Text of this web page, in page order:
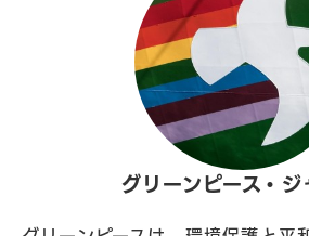
グリーンピース・ジ